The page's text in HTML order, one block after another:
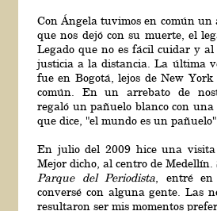
Con Ángela tuvimos en común un
que nos dejó con su muerte, el
Legado que no es fácil cuidar y al
justicia a la distancia. La última
fue en Bogotá, lejos de New
común. En un arrebato de
regaló un pañuelo blanco con
que dice, "el mundo es un
En julio del 2009 hice una
Mejor dicho, al centro de Medellín.
Parque del Periodista, entré
conversé con alguna gente. Las
resultaron ser mis momentos